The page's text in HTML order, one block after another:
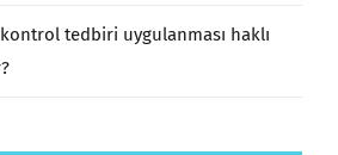
tedbiri uygulanması haklı